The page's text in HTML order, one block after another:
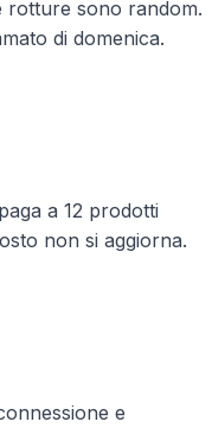
rotture sono random.
di domenica.
a 12 prodotti
non si aggiorna.
e